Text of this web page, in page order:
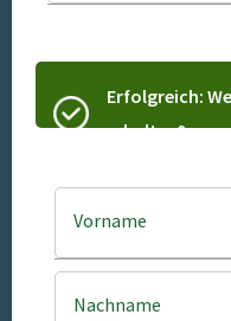
Erfolgreich:
erhalten?
Vorname
Nachname